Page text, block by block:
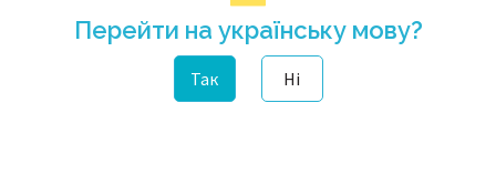
Акции и Скидки
Перейти на українську мову?
Так Ні